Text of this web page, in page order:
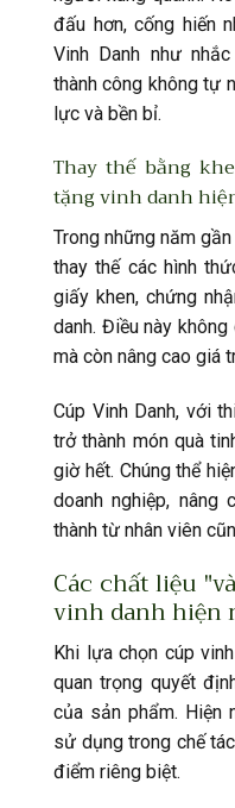
đấu hơn, cống hiến
Vinh Danh như
thành công không tự
lực và bền bỉ.
Thay thế bằng
tặng vinh danh
Trong những năm
thay thế các hình
giấy khen, chứng
danh. Điều này
mà còn nâng cao giá
Cúp Vinh Danh, với
trở thành món quà
giờ hết. Chúng thể
doanh nghiệp,
thành từ nhân viên
Các chất liệu
vinh danh hiện
Khi lựa chọn cúp
quan trọng quyết
của sản phẩm. Hiện
sử dụng trong chế
điểm riêng biệt.